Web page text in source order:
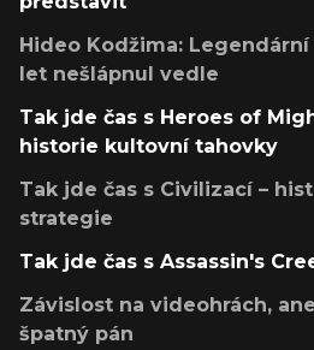
Hideo Kodžima:
let nešlápnul vedle
Tak jde čas s Heroes of
historie kultovní tahovky
Tak jde čas s Civilizací –
strategie
Tak jde čas s Assassin's
Závislost na videohrách,
špatný pán